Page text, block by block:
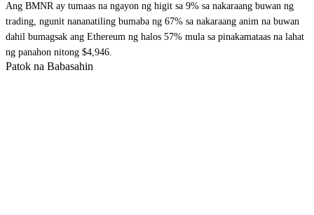
Ang BMNR ay tumaas na ngayon ng higit sa 9% sa nakaraang buwan ng
trading, ngunit nananatiling bumaba ng 67% sa nakaraang anim na buwan
dahil bumagsak ang Ethereum ng halos 57% mula sa pinakamataas na lahat
ng panahon nitong $4,946.
Patok na Babasahin